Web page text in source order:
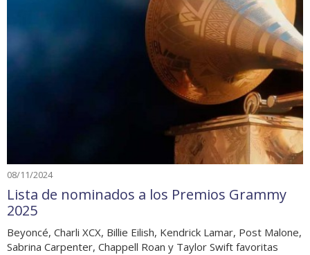
08/11/2024
Lista de nominados a los Premios Grammy
2025
Beyoncé, Charli XCX, Billie Eilish, Kendrick Lamar, Post Malone,
Sabrina Carpenter, Chappell Roan y Taylor Swift favoritas